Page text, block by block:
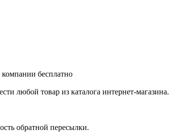
бесплатно
любой товар из каталога интернет-магазина.
обратной пересылки.